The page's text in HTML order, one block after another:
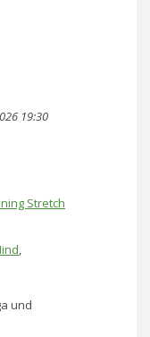
19:30
Stretch
,
und